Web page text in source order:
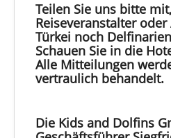
Teilen Sie uns bitte
Reiseveranstalter
Türkei noch
Schauen Sie in die
Alle Mitteilungen
vertraulich behandelt.
Die Kids and Dolfins